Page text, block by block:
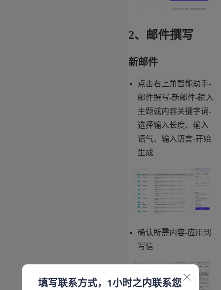
2、邮件撰写
新邮件
点击右上角智能助手-
邮件撰写-新邮件-输入
主题或内容关键字词-
选择输入长度、输入
语气、输入语言-开始
生成
确认所需内容-应用到
写信
填写联系方式，1小时之内联系您